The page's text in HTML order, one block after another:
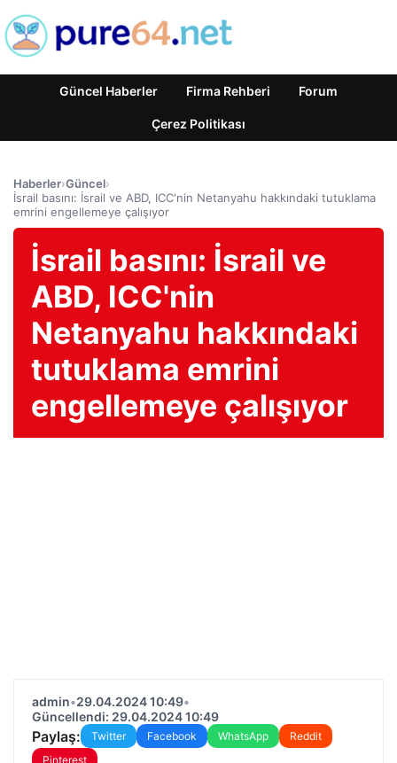
Güncel Haberler Firma Rehberi Forum
Çerez Politikası
Haberler›Güncel›
İsrail basını: İsrail ve ABD, ICC'nin Netanyahu hakkındaki tutuklama
emrini engellemeye çalışıyor
İsrail basını: İsrail ve
ABD, ICC'nin
Netanyahu hakkındaki
tutuklama emrini
engellemeye çalışıyor
admin•29.04.2024 10:49•
Güncellendi: 29.04.2024 10:49
Paylaş: Twitter Facebook WhatsApp
Reddit
Pinterest